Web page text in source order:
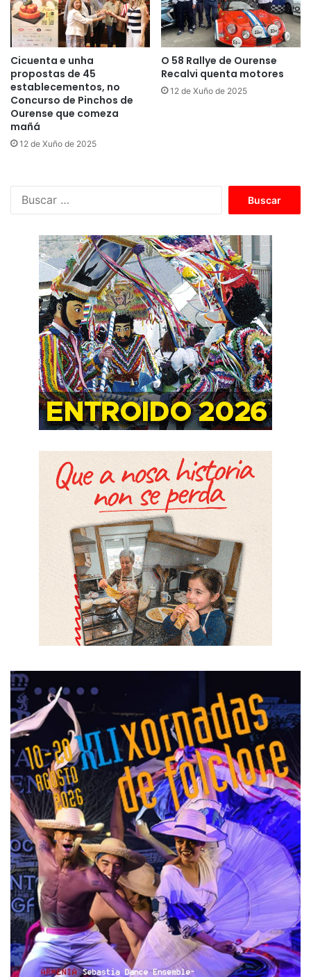
Cicuenta e unha
propostas de 45
establecementos, no
Concurso de Pinchos de
Ourense que comeza
mañá
12 de Xuño de 2025
O 58 Rallye de Ourense
Recalvi quenta motores
12 de Xuño de 2025
c
a
r
: